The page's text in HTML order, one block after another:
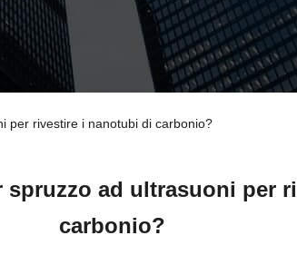
per rivestire i nanotubi di carbonio?
spruzzo ad ultrasuoni per
carbonio?